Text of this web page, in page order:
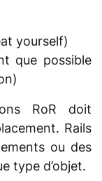
yourself)
que possible
RoR doit
Rails
ou des
type d’objet.